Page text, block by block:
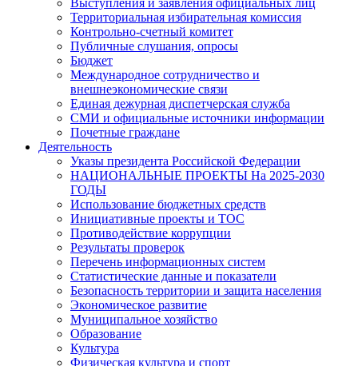
Выступления и заявления официальных лиц
Территориальная избирательная комиссия
Контрольно-счетный комитет
Публичные слушания, опросы
Бюджет
Международное сотрудничество и
внешнеэкономические связи
Единая дежурная диспетчерская служба
СМИ и официальные источники информации
Почетные граждане
Деятельность
Указы президента Российской Федерации
НАЦИОНАЛЬНЫЕ ПРОЕКТЫ На 2025-2030
ГОДЫ
Использование бюджетных средств
Инициативные проекты и ТОС
Противодействие коррупции
Результаты проверок
Перечень информационных систем
Статистические данные и показатели
Безопасность территории и защита населения
Экономическое развитие
Муниципальное хозяйство
Образование
Культура
Физическая культура и спорт